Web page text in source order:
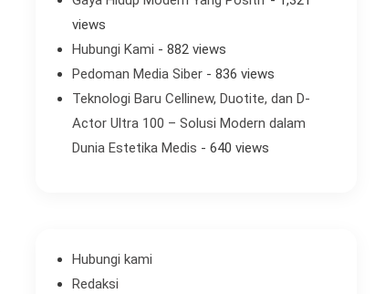
views
Hubungi Kami - 882 views
Pedoman Media Siber- 836 views
Teknologi Baru Cellinew, Duotite, dan D-
Actor Ultra 100 – Solusi Modern dalam
Dunia Estetika Medis - 640 views
Hubungi kami
Redaksi